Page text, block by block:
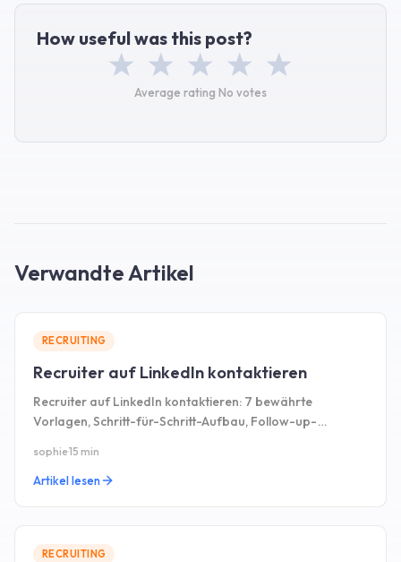
How useful was this post?
Average rating No votes
Verwandte Artikel
RECRUITING
Recruiter auf LinkedIn kontaktieren
Recruiter auf LinkedIn kontaktieren: 7 bewährte
Vorlagen, Schritt-für-Schritt-Aufbau, Follow-up-
sophie·15 min
Artikel lesen
RECRUITING